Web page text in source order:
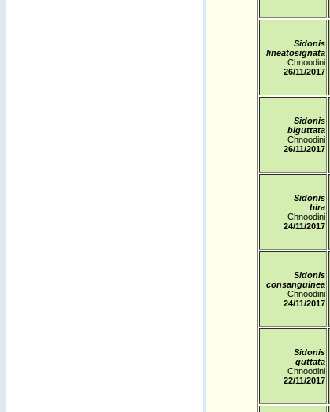
Sidonis
lineatosignata
Chnoodini
26/11/2017
Sidonis
biguttata
Chnoodini
26/11/2017
Sidonis
bira
Chnoodini
24/11/2017
Sidonis
consanguinea
Chnoodini
24/11/2017
Sidonis
guttata
Chnoodini
22/11/2017